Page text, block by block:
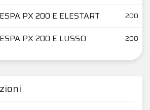
PX 200 E ELESTART 200
PX 200 E LUSSO 200